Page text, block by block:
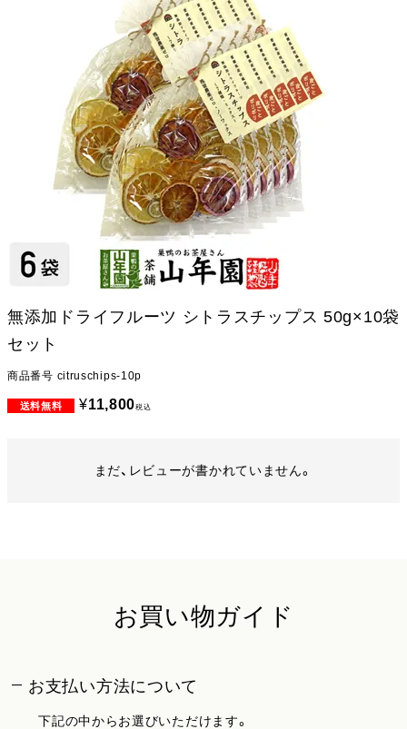
無添加ドライフルーツ シトラスチップス 50g×10袋
セット
商品番号 citruschips-10p
¥11,800税込
まだ、レビューが書かれていません。
お買い物ガイド
お支払い方法について
下記の中からお選びいただけます。